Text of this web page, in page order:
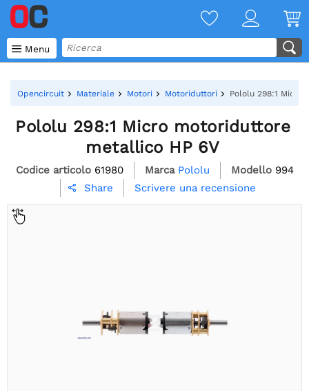
 Menu
Opencircuit Materiale Motori Motoriduttori Pololu 298:1 Micro
Pololu 298:1 Micro motoriduttore
metallico HP 6V
Codice articolo 61980 Marca Pololu Modello 994
 Share Scrivere una recensione